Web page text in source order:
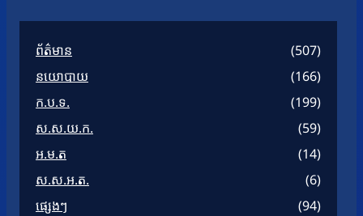
ព័ត៌មាន
(507)
នយោបាយ
(166)
ក.ប.ទ.
(199)
ស.ស.យ.ក.
(59)
អ.ម.ត
(14)
ស.ស.អ.ត.
(6)
ផ្សេងៗ
(94)